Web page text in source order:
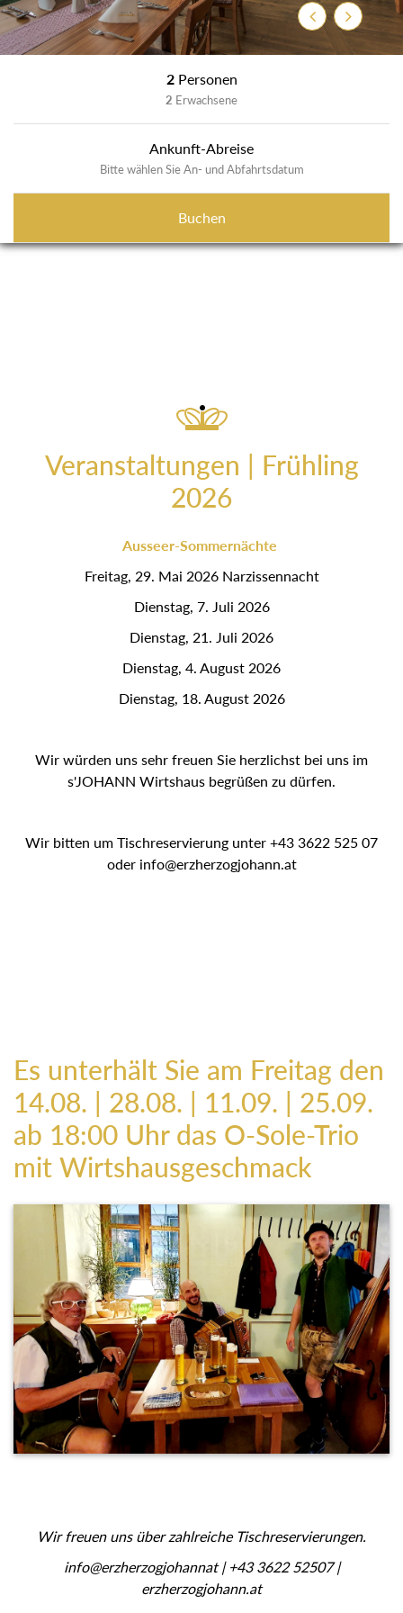
ZurückWeiter
2 Personen
2 Erwachsene
Ankunft-Abreise
Bitte wählen Sie An- und Abfahrtsdatum
Buchen
Veranstaltungen | Frühling
2026
Ausseer-Sommernächte
Freitag, 29. Mai 2026 Narzissennacht
Dienstag, 7. Juli 2026
Dienstag, 21. Juli 2026
Dienstag, 4. August 2026
Dienstag, 18. August 2026
Wir würden uns sehr freuen Sie herzlichst bei uns im
s'JOHANN Wirtshaus begrüßen zu dürfen.
Wir bitten um Tischreservierung unter +43 3622 525 07
oder info@erzherzogjohann.at
Es unterhält Sie am Freitag den
14.08. | 28.08. | 11.09. | 25.09.
ab 18:00 Uhr das O-Sole-Trio
mit Wirtshausgeschmack
Wir freuen uns über zahlreiche Tischreservierungen.
info@erzherzogjohannat | +43 3622 52507 |
erzherzogjohann.at